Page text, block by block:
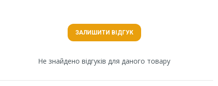
ЗАЛИШИТИ ВІДГУК
Не знайдено відгуків для даного товару